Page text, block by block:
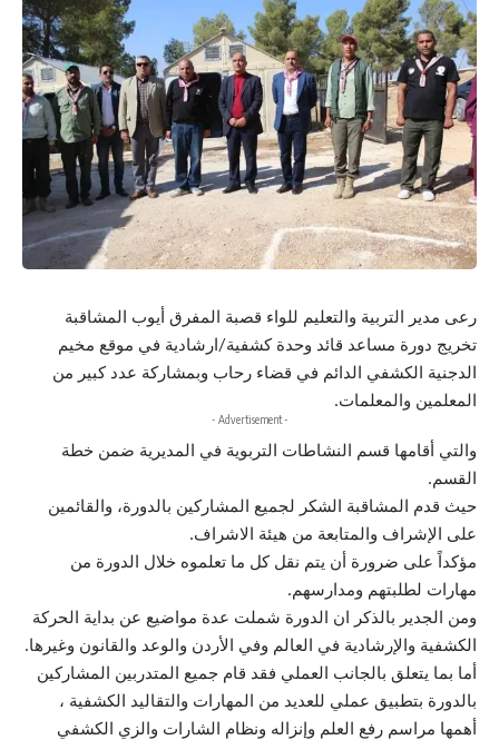
رعى مدير التربية والتعليم للواء قصبة المفرق أيوب المشاقبة
تخريج دورة مساعد قائد وحدة كشفية/ارشادية في موقع مخيم
الدجنية الكشفي الدائم في قضاء رحاب وبمشاركة عدد كبير من
المعلمين والمعلمات.
- Advertisement -
والتي أقامها قسم النشاطات التربوية في المديرية ضمن خطة
القسم.
حيث قدم المشاقبة الشكر لجميع المشاركين بالدورة، والقائمين
على الإشراف والمتابعة من هيئة الاشراف.
مؤكداً على ضرورة أن يتم نقل كل ما تعلموه خلال الدورة من
مهارات لطلبتهم ومدارسهم.
ومن الجدير بالذكر ان الدورة شملت عدة مواضيع عن بداية الحركة
الكشفية والإرشادية في العالم وفي الأردن والوعد والقانون وغيرها.
أما بما يتعلق بالجانب العملي فقد قام جميع المتدربين المشاركين
بالدورة بتطبيق عملي للعديد من المهارات والتقاليد الكشفية ،
أهمها مراسم رفع العلم وإنزاله ونظام الشارات والزي الكشفي